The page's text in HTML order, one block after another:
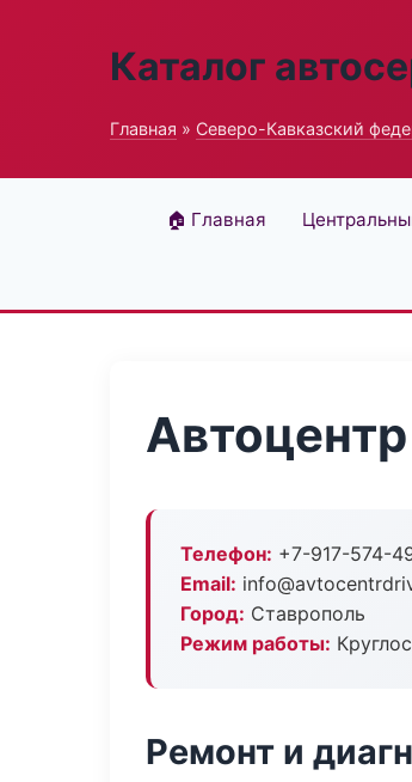
Каталог
Главная » Северо-Кавказский
🏠 Главная
Телефон: +7-917-574-
Email:
Город: Ставрополь
Режим работы:
Ремонт и